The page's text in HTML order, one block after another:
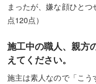
まったが、嫌な顔ひと
点120点）
施工中の職人、親方
えてください。
施主は素人なので「こ